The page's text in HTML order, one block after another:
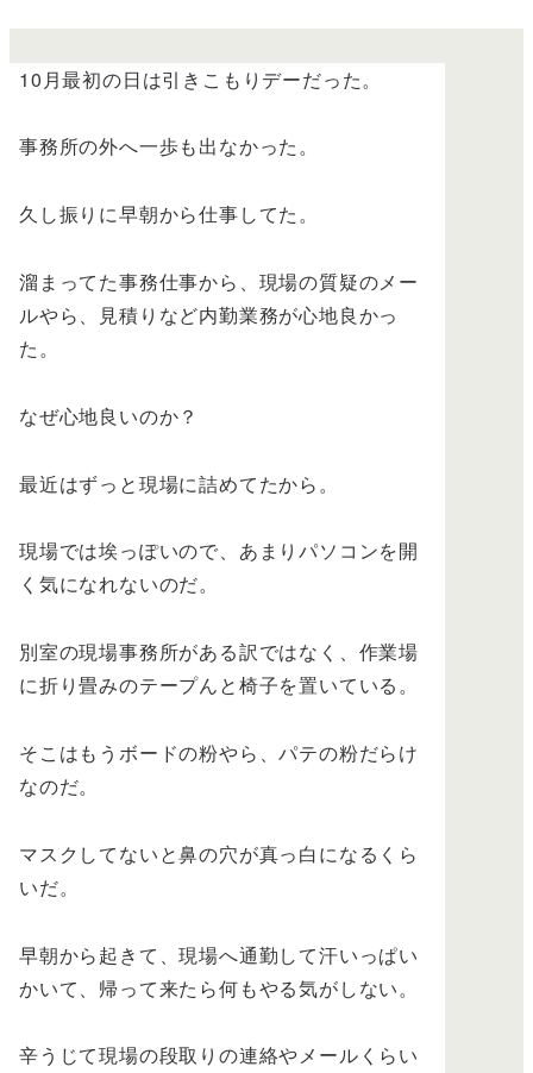
10月最初の日は引きこもりデーだった。
事務所の外へ一歩も出なかった。
久し振りに早朝から仕事してた。
溜まってた事務仕事から、現場の質疑のメー
ルやら、見積りなど内勤業務が心地良かっ
た。
なぜ心地良いのか？
最近はずっと現場に詰めてたから。
現場では埃っぽいので、あまりパソコンを開
く気になれないのだ。
別室の現場事務所がある訳ではなく、作業場
に折り畳みのテープんと椅子を置いている。
そこはもうボードの粉やら、パテの粉だらけ
なのだ。
マスクしてないと鼻の穴が真っ白になるくら
いだ。
早朝から起きて、現場へ通勤して汗いっぱい
かいて、帰って来たら何もやる気がしない。
辛うじて現場の段取りの連絡やメールくらい